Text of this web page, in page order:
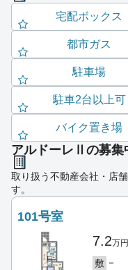
宅配ボックス
都市ガス
駐車場
駐車2台以上可
バイク置き場
アルドーレⅡの募集
取り扱う不動産会社・店
す。
101号室
7.2万円
敷 －